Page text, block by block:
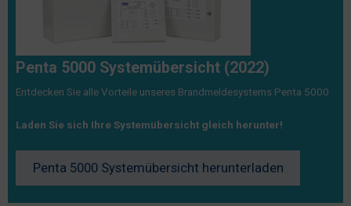
Penta 5000 Systemübersicht (2022)
Entdecken Sie alle Vorteile unseres Brandmeldesystems Penta 5000
Laden Sie sich Ihre Systemübersicht gleich herunter!
Penta 5000 Systemübersicht herunterladen